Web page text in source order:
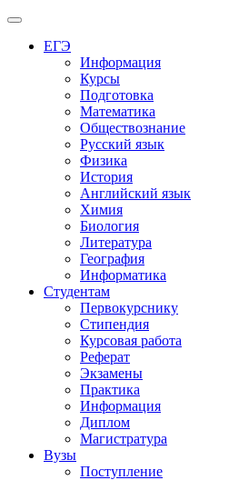
Меню
ЕГЭ
Информация
Курсы
Подготовка
Математика
Обществознание
Русский язык
Физика
История
Английский язык
Химия
Биология
Литература
География
Информатика
Студентам
Первокурснику
Стипендия
Курсовая работа
Реферат
Экзамены
Практика
Информация
Диплом
Магистратура
Вузы
Поступление